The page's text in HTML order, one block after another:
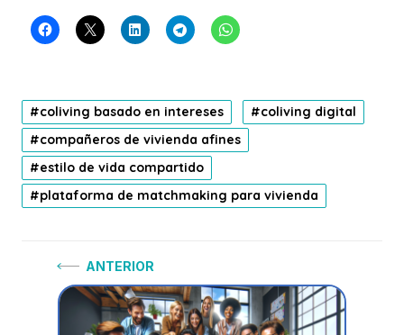
coliving basado en intereses
coliving digital
compañeros de vivienda afines
estilo de vida compartido
plataforma de matchmaking para vivienda
Navegación
ANTERIOR
Anterior: